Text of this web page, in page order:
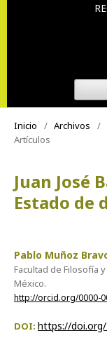
Inicio / Archivos /
Artículos
Juan José
Estado de
Pablo Muñoz
Facultad de Filosofía
México.
http://orcid.org/0000-
DOI: https://doi.org/